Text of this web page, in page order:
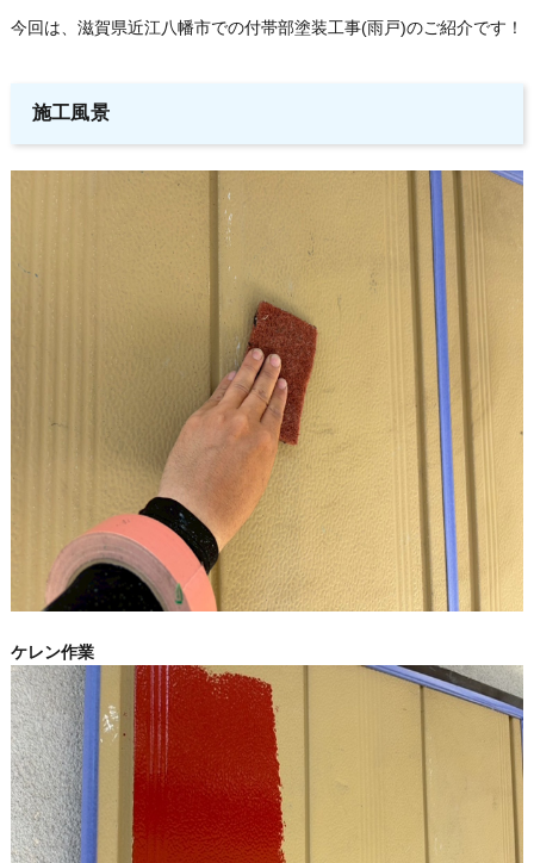
今回は、滋賀県近江八幡市での付帯部塗装工事(雨戸)のご紹介です！
施工風景
ケレン作業